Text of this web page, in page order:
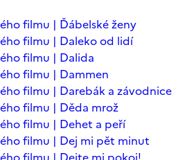
filmu | Ďábelské ženy
filmu | Daleko od lidí
filmu | Dalida
filmu | Dammen
filmu | Darebák a závodnice
filmu | Děda mrož
filmu | Dehet a peří
filmu | Dej mi pět minut